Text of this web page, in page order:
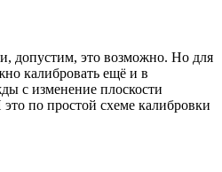
допустим, это возможно. Но для
калибровать ещё и в
с изменение плоскости
по простой схеме калибровки